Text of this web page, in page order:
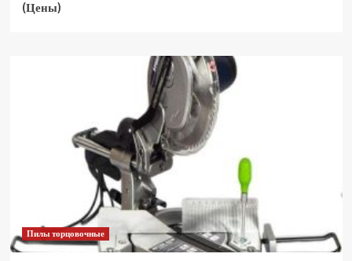
(Цены)
Пилы торцовочные